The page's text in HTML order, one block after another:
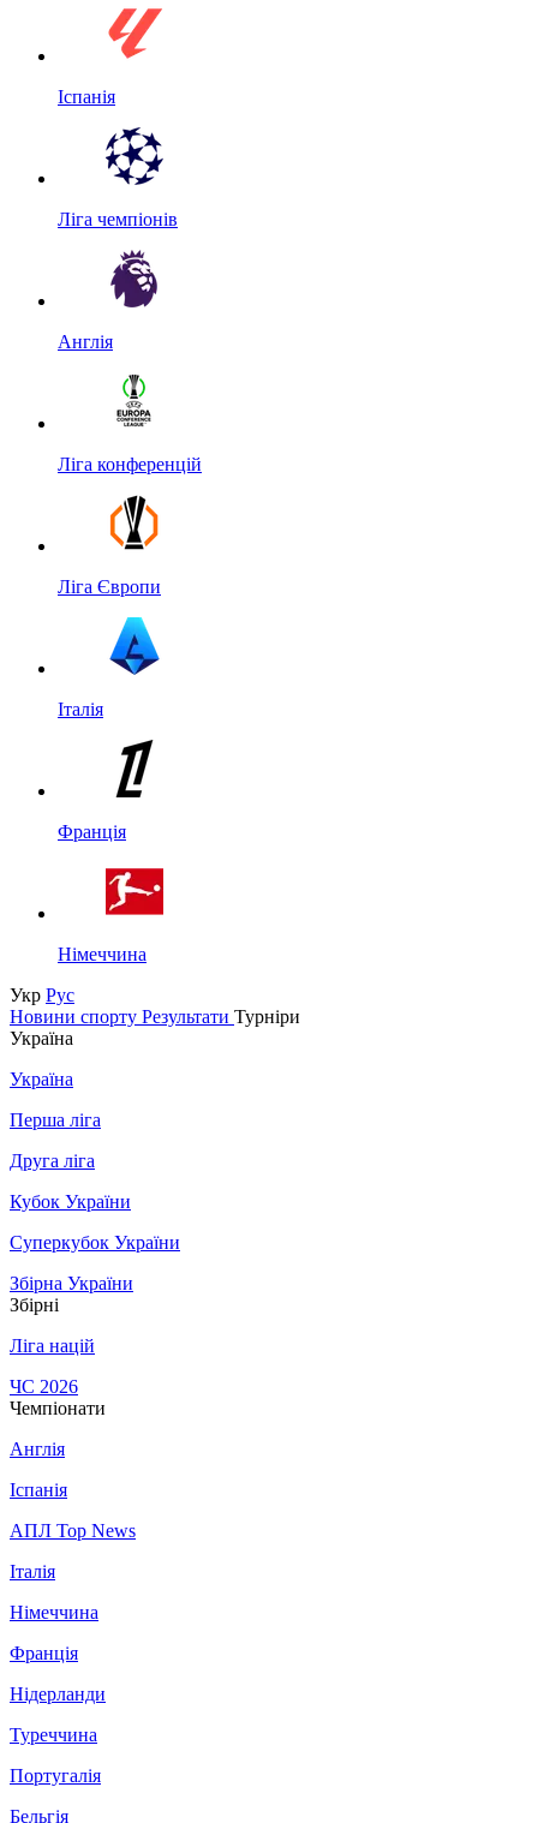
Іспанія
Ліга чемпіонів
Англія
Ліга конференцій
Ліга Європи
Італія
Франція
Німеччина
Укр Рус
Новини спорту Результати Турніри
Україна
Україна
Перша ліга
Друга ліга
Кубок України
Суперкубок України
Збірна України
Збірні
Ліга націй
ЧС 2026
Чемпіонати
Англія
Іспанія
АПЛ Top News
Італія
Німеччина
Франція
Нідерланди
Туреччина
Португалія
Бельгія